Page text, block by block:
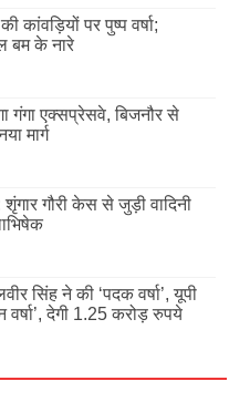
कांवड़ियों पर पुष्प वर्षा;
बम के नारे
गंगा एक्सप्रेसवे, बिजनौर से
मार्ग
शृंगार गौरी केस से जुड़ी वादिनी
सिंह ने की ‘पदक वर्षा’, यूपी
देगी 1.25 करोड़ रुपये